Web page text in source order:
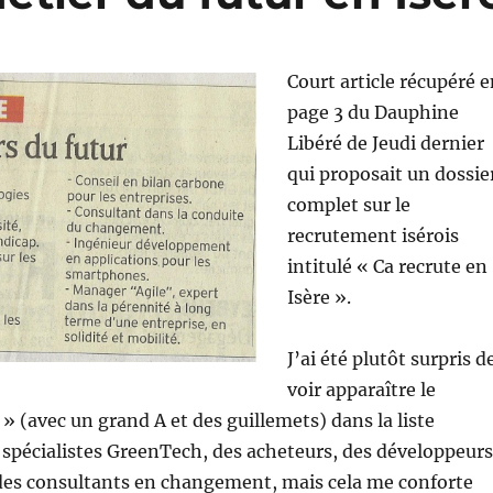
Court article récupéré
page 3 du Dauphine
Libéré de Jeudi dernier
qui proposait un
complet sur le
recrutement isérois
intitulé « Ca recrute en
Isère ».
J’ai été plutôt surpris
voir apparaître le
(avec un grand A et des guillemets) dans la liste
GreenTech, des acheteurs, des développeurs
consultants en changement, mais cela me conforte